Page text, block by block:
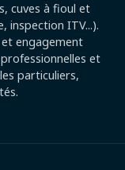
cuves à fioul et
inspection ITV...).
engagement
et
particuliers,